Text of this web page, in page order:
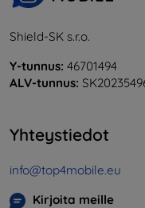
Shield-SK s.r.o.
Y-tunnus: 46701494
ALV-tunnus:
Yhteystiedot
info@top4mobile.eu
Kirjoita meille